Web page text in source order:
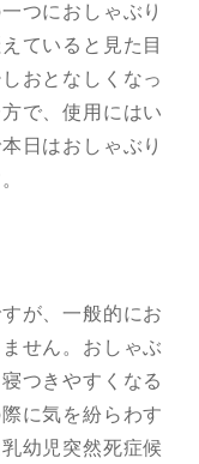
つにおしゃぶり
ていると見た目
おとなしくなっ
で、使用にはい
日はおしゃぶり
が、一般的にお
せん。おしゃぶ
つきやすくなる
に気を紛らわす
幼児突然死症候